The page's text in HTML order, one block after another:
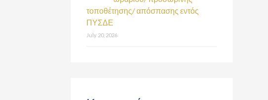
τοποθέτησης/ απόσπασης εντός
ΠΥΣΔΕ
July 20, 2026